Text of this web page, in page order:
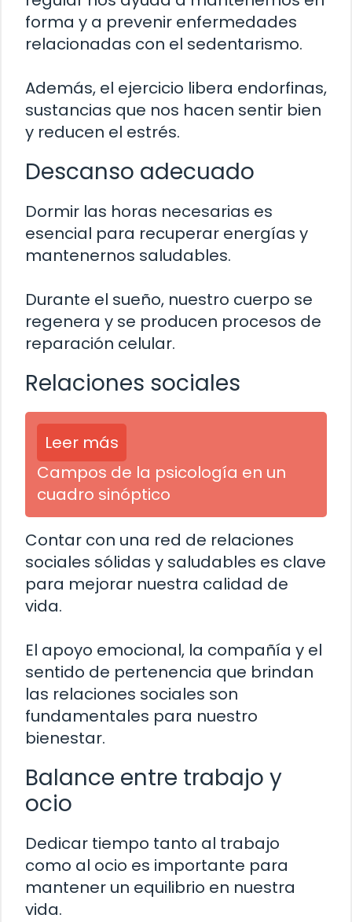
forma y a prevenir enfermedades
relacionadas con el sedentarismo.
Además, el ejercicio libera endorfinas,
sustancias que nos hacen sentir bien
y reducen el estrés.
Descanso adecuado
Dormir las horas necesarias es
esencial para recuperar energías y
mantenernos saludables.
Durante el sueño, nuestro cuerpo se
regenera y se producen procesos de
reparación celular.
Relaciones sociales
Leer más
Campos de la psicología en un
cuadro sinóptico
Contar con una red de relaciones
sociales sólidas y saludables es clave
para mejorar nuestra calidad de
vida.
El apoyo emocional, la compañía y el
sentido de pertenencia que brindan
las relaciones sociales son
fundamentales para nuestro
bienestar.
Balance entre trabajo y
ocio
Dedicar tiempo tanto al trabajo
como al ocio es importante para
mantener un equilibrio en nuestra
vida.